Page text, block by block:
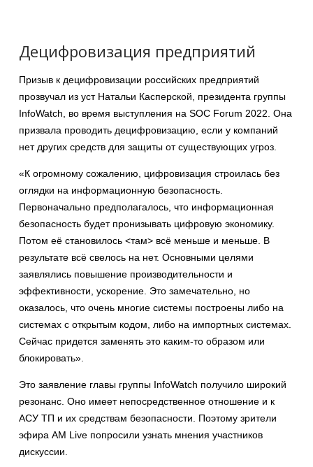
Децифровизация предприятий
Призыв к децифровизации российских предприятий
прозвучал из уст Натальи Касперской, президента группы
InfoWatch, во время выступления на SOC Forum 2022. Она
призвала проводить децифровизацию, если у компаний
нет других средств для защиты от существующих угроз.
«К огромному сожалению, цифровизация строилась без
оглядки на информационную безопасность.
Первоначально предполагалось, что информационная
безопасность будет пронизывать цифровую экономику.
Потом её становилось <там> всё меньше и меньше. В
результате всё свелось на нет. Основными целями
заявлялись повышение производительности и
эффективности, ускорение. Это замечательно, но
оказалось, что очень многие системы построены либо на
системах с открытым кодом, либо на импортных системах.
Сейчас придется заменять это каким-то образом или
блокировать».
Это заявление главы группы InfoWatch получило широкий
резонанс. Оно имеет непосредственное отношение и к
АСУ ТП и их средствам безопасности. Поэтому зрители
эфира AM Live попросили узнать мнения участников
дискуссии.